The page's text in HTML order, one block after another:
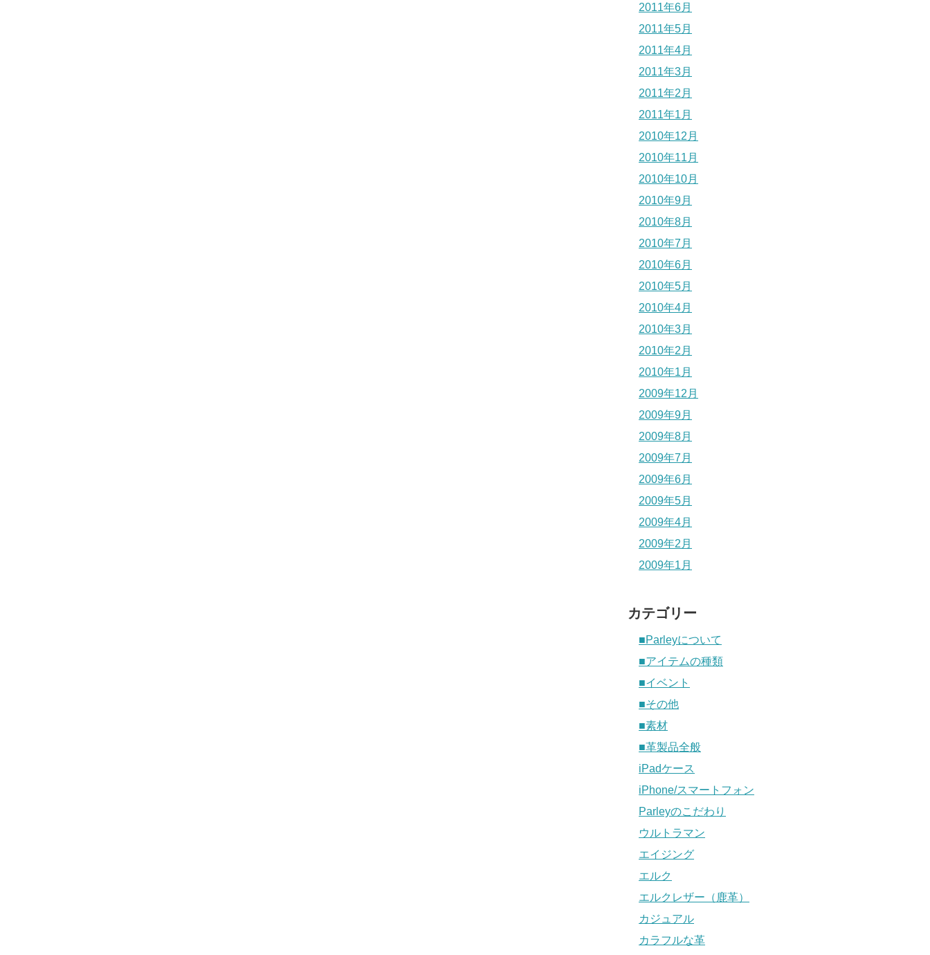
2011年6月
2011年5月
2011年4月
2011年3月
2011年2月
2011年1月
2010年12月
2010年11月
2010年10月
2010年9月
2010年8月
2010年7月
2010年6月
2010年5月
2010年4月
2010年3月
2010年2月
2010年1月
2009年12月
2009年9月
2009年8月
2009年7月
2009年6月
2009年5月
2009年4月
2009年2月
2009年1月
カテゴリー
■Parleyについて
■アイテムの種類
■イベント
■その他
■素材
■革製品全般
iPadケース
iPhone/スマートフォン
Parleyのこだわり
ウルトラマン
エイジング
エルク
エルクレザー（鹿革）
カジュアル
カラフルな革